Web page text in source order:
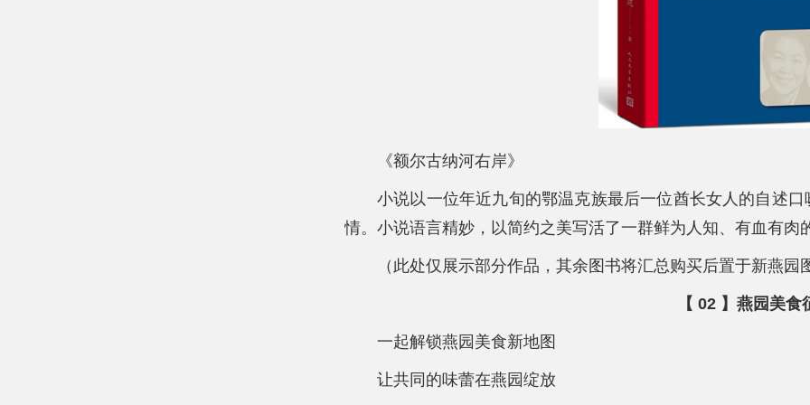
《额尔古纳河右岸》
小说以一位年近九旬的鄂温克族最后一位酋长女人的自述
情。小说语言精妙，以简约之美写活了一群鲜为人知、有血有肉
（此处仅展示部分作品，其余图书将汇总购买后置于新燕园
【 02 】燕园美食
一起解锁燕园美食新地图
让共同的味蕾在燕园绽放